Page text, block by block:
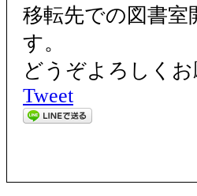
移転先での図書室
す。
どうぞよろしく
Tweet